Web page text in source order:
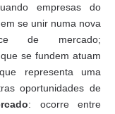
empresas do
se unir numa nova
de mercado;
se fundem atuam
representa uma
oportunidades de
: ocorre entre